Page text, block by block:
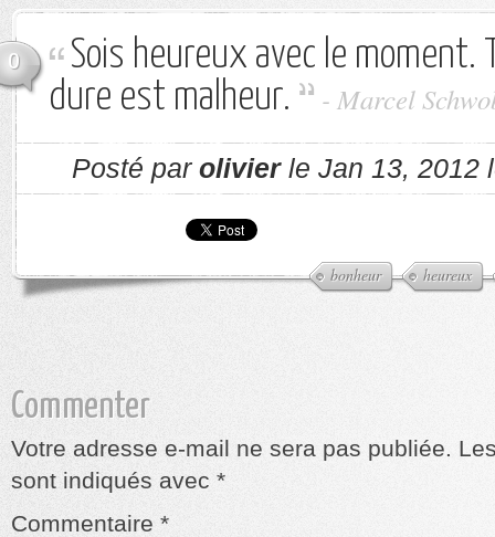
0
Sois heureux avec le moment.
dure est malheur.
- Marcel
Posté par olivierle Jan 13, 2012
bonheur heureux
Commenter
Votre adresse e-mail ne sera pas publiée.
sont indiqués avec *
Commentaire *